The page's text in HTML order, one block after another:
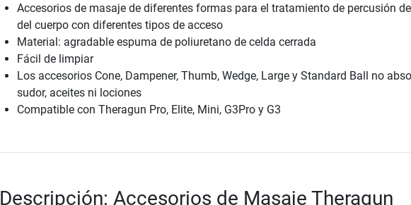
Accesorios de masaje de diferentes formas para el tratamiento de percusión
del cuerpo con diferentes tipos de acceso
Material: agradable espuma de poliuretano de celda cerrada
Fácil de limpiar
Los accesorios Cone, Dampener, Thumb, Wedge, Large y Standard Ball no
sudor, aceites ni lociones
Compatible con Theragun Pro, Elite, Mini, G3Pro y G3
Descripción: Accesorios de Masaje Theragun